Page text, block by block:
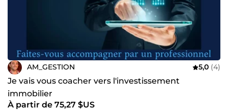
AM_GESTION 5,0 (4)
Je vais vous coacher vers l'investissement
immobilier
À partir de 75,27 $US